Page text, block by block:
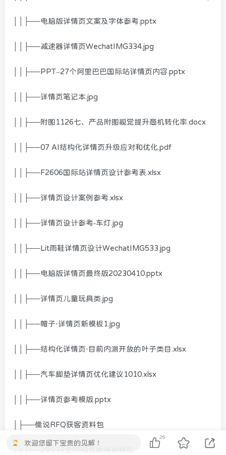
││├──电脑版详情页文案及字体参考.pptx
││├──减速器详情页WechatIMG334.jpg
││├──PPT–27个阿里巴巴国际站详情页内容.pptx
││├──详情页笔记本.jpg
││├──附图1126七、产品附图视觉提升商机转化率.docx
││├──07 AI结构化详情页升级应对和优化.pdf
││├──F2606国际站详情页设计参考表.xlsx
││├──详情页设计案例参考.xlsx
││├──详情页设计参考-车灯.jpg
││├──Lit雨鞋详情页设计WechatIMG533.jpg
││├──电脑版详情页最终版20230410.pptx
││├──详情页儿童玩具类.jpg
││├──帽子·详情页新模板1.jpg
││├──结构化详情页·目前内测开放的叶子类目.xlsx
││├──汽车脚垫详情页优化建议1010.xlsx
││├──详情页参考模版.pptx
│├──儒说RFQ获客资料包
欢迎您留下宝贵的见解！
26